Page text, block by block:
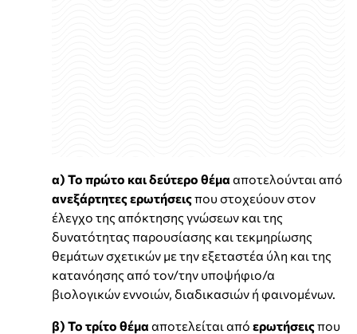
α) Το πρώτο και δεύτερο θέμα αποτελούνται από
ανεξάρτητες ερωτήσειςπου στοχεύουν στον
έλεγχο της απόκτησης γνώσεων και της
δυνατότητας παρουσίασης και τεκμηρίωσης
θεμάτων σχετικών με την εξεταστέα ύλη και της
κατανόησης από τον/την υποψήφιο/α
βιολογικών εννοιών, διαδικασιών ή φαινομένων.
β) Το τρίτο θέμα αποτελείται από ερωτήσειςπου